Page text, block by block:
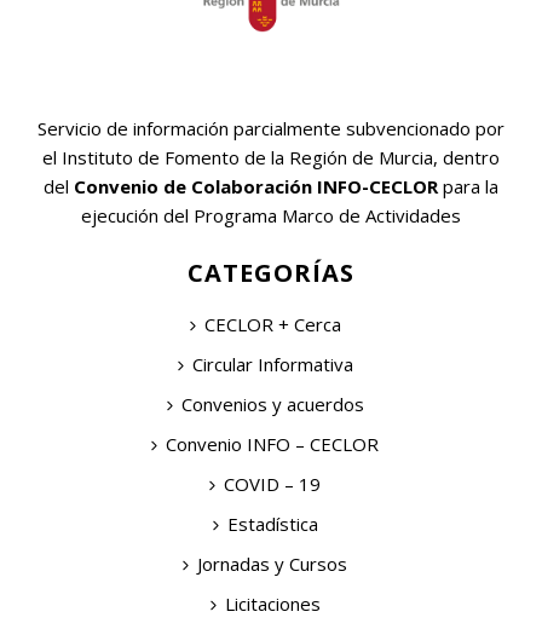
Servicio de información parcialmente subvencionado por
el Instituto de Fomento de la Región de Murcia, dentro
del Convenio de Colaboración INFO-CECLOR para la
ejecución del Programa Marco de Actividades
CATEGORÍAS
CECLOR + Cerca
Circular Informativa
Convenios y acuerdos
Convenio INFO – CECLOR
COVID – 19
Estadística
Jornadas y Cursos
Licitaciones